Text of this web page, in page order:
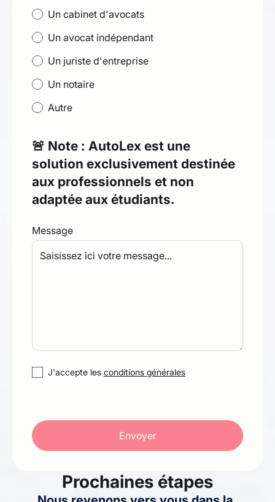
Un cabinet d'avocats
Un avocat indépendant
Un juriste d'entreprise
Un notaire
Autre
🚨 Note : AutoLex est une
solution exclusivement destinée
aux professionnels et non
adaptée aux étudiants.
Message
J'accepte les conditions générales
Prochaines étapes